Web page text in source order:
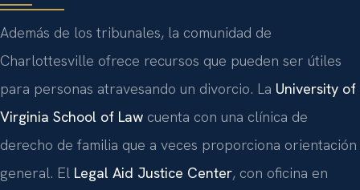
Además de los tribunales, la comunidad de
Charlottesville ofrece recursos que pueden ser útiles
para personas atravesando un divorcio. La University of
Virginia School of Law cuenta con una clínica de
derecho de familia que a veces proporciona orientación
general. El Legal Aid Justice Center, con oficina en